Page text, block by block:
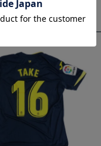
ています！